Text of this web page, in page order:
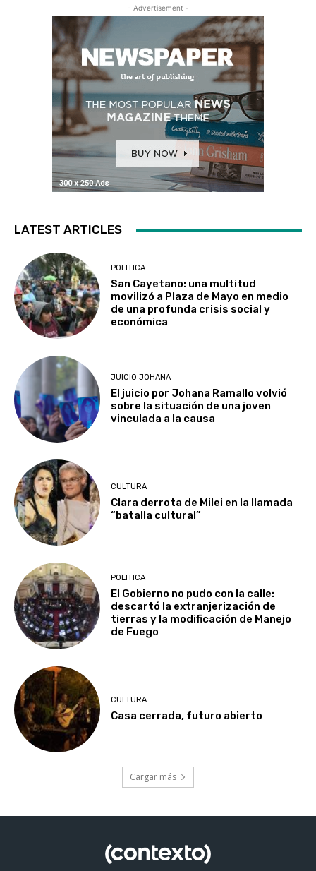
- Advertisement -
LATEST ARTICLES
POLITICA
San Cayetano: una multitud
movilizó a Plaza de Mayo en medio
de una profunda crisis social y
económica
JUICIO JOHANA
El juicio por Johana Ramallo volvió
sobre la situación de una joven
vinculada a la causa
CULTURA
Clara derrota de Milei en la llamada
“batalla cultural”
POLITICA
El Gobierno no pudo con la calle:
descartó la extranjerización de
tierras y la modificación de Manejo
de Fuego
CULTURA
Casa cerrada, futuro abierto
Cargar más